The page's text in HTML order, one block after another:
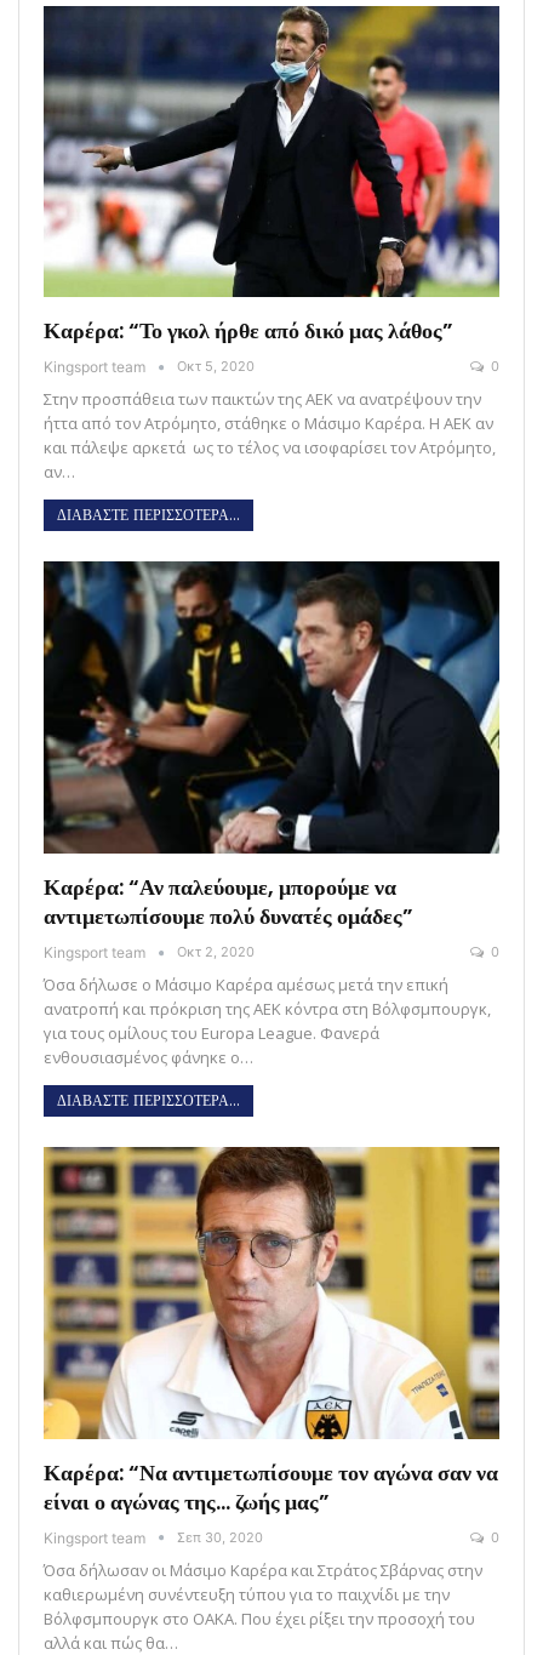
Καρέρα: “Το γκολ ήρθε από δικό μας λάθος”
Kingsport team Οκτ 5, 2020 0
Στην προσπάθεια των παικτών της ΑΕΚ να ανατρέψουν την
ήττα από τον Ατρόμητο, στάθηκε ο Μάσιμο Καρέρα. Η ΑΕΚ αν
και πάλεψε αρκετά ως το τέλος να ισοφαρίσει τον Ατρόμητο,
αν…
ΔΙΑΒΑΣΤΕ ΠΕΡΙΣΣΟΤΕΡΑ...
Καρέρα: “Αν παλεύουμε, μπορούμε να
αντιμετωπίσουμε πολύ δυνατές ομάδες”
Kingsport team Οκτ 2, 2020 0
Όσα δήλωσε ο Μάσιμο Καρέρα αμέσως μετά την επική
ανατροπή και πρόκριση της ΑΕΚ κόντρα στη Βόλφσμπουργκ,
για τους ομίλους του Europa League. Φανερά
ενθουσιασμένος φάνηκε ο…
ΔΙΑΒΑΣΤΕ ΠΕΡΙΣΣΟΤΕΡΑ...
Καρέρα: “Να αντιμετωπίσουμε τον αγώνα σαν να
είναι ο αγώνας της… ζωής μας”
Kingsport team Σεπ 30, 2020 0
Όσα δήλωσαν οι Μάσιμο Καρέρα και Στράτος Σβάρνας στην
καθιερωμένη συνέντευξη τύπου για το παιχνίδι με την
Βόλφσμπουργκ στο ΟΑΚΑ. Που έχει ρίξει την προσοχή του
αλλά και πώς θα…